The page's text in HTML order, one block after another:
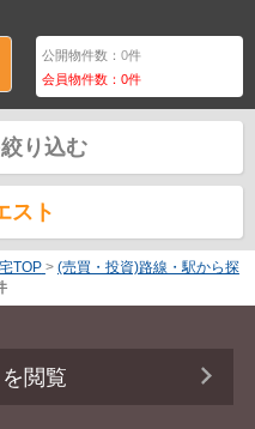
公開物件数：0件
会員物件数：0件
り込む
スト
TOP > (売買・投資)路線・駅から探
閲覧